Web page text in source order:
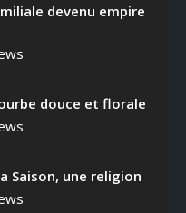
devenu empire
douce et florale
Saison, une religion